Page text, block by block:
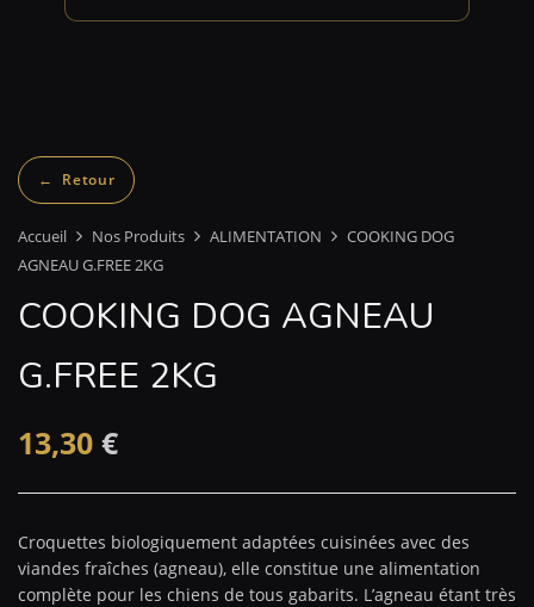
Accueil Nos Produits ALIMENTATION
COOKING DOG
AGNEAU G.FREE 2KG
COOKING DOG AGNEAU
G.FREE 2KG
13,30 €
Croquettes biologiquement adaptées cuisinées avec des
viandes fraîches (agneau), elle constitue une alimentation
complète pour les chiens de tous gabarits. L’agneau étant très